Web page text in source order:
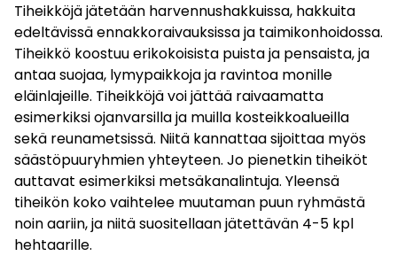
Tiheikköjä jätetään harvennushakkuissa, hakkuita
edeltävissä ennakkoraivauksissa ja taimikonhoidossa.
Tiheikkö koostuu erikokoisista puista ja pensaista, ja
antaa suojaa, lymypaikkoja ja ravintoa monille
eläinlajeille. Tiheikköjä voi jättää raivaamatta
esimerkiksi ojanvarsilla ja muilla kosteikkoalueilla
sekä reunametsissä. Niitä kannattaa sijoittaa myös
säästöpuuryhmien yhteyteen. Jo pienetkin tiheiköt
auttavat esimerkiksi metsäkanalintuja. Yleensä
tiheikön koko vaihtelee muutaman puun ryhmästä
noin aariin, ja niitä suositellaan jätettävän 4-5 kpl
hehtaarille.